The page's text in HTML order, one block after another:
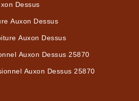
Dessus
Auxon Dessus
Auxon Dessus
Auxon Dessus 25870
Auxon Dessus 25870